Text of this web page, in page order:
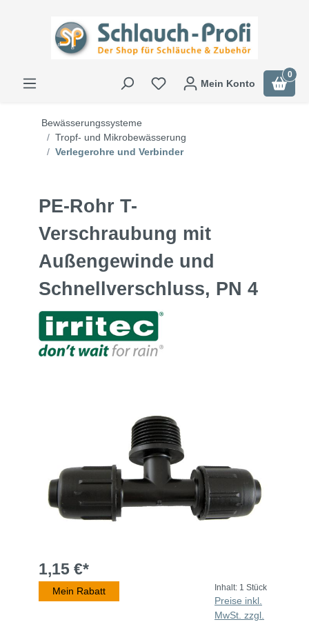
Mein Konto
0
Bewässerungssysteme
Tropf- und Mikrobewässerung
Verlegerohre und Verbinder
PE-Rohr T-
Verschraubung mit
Außengewinde und
Schnellverschluss, PN 4
1,15 €*
Mein Rabatt Inhalt: 1 Stück
Preise inkl.
MwSt. zzgl.